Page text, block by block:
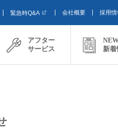
緊急時Q&A 会社概要 採用情
アフター
サービス
新着